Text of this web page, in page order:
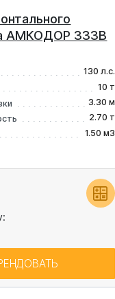
АМКОДОР 333В
130 л.с.
10 т
3.30 м
2.70 т
1.50 м3